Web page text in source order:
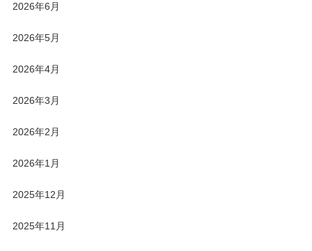
2026年6月
2026年5月
2026年4月
2026年3月
2026年2月
2026年1月
2025年12月
2025年11月